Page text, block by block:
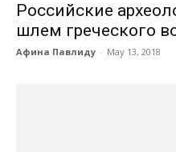
Российские
шлем греческого
Афина Павлиду - May 13, 2018